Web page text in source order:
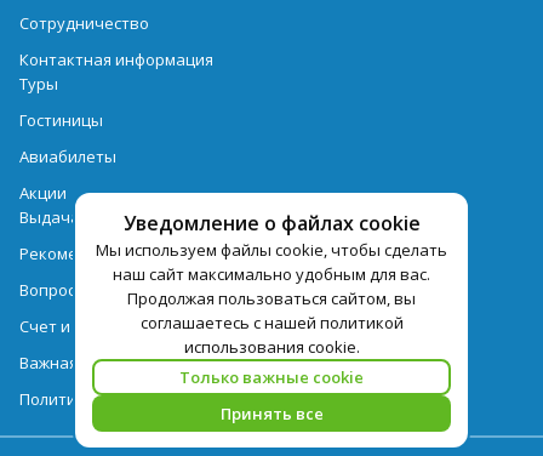
Уведомление о файлах cookie
Мы используем файлы cookie, чтобы сделать
наш сайт максимально удобным для вас.
Продолжая пользоваться сайтом, вы
соглашаетесь с нашей политикой
использования cookie.
Только важные cookie
Принять все
Сотрудничество
Контактная информация
Туры
Гостиницы
Авиабилеты
Акции
Выдача документов
Рекомендации
Вопрос-ответ
Счет и оплата
Важная информация по турпродукту
Политика обработки персональных данных